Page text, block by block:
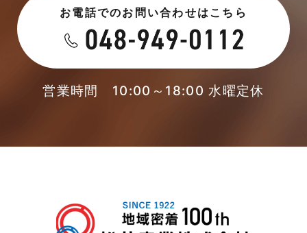
未分類
本店-ブログ
東武スカイツリーライン
2023年5月
2023年4月
2023年3月
2022年11月
お電話でのお問い合わせはこちら
営業時間 10:00～18:00 水曜定休